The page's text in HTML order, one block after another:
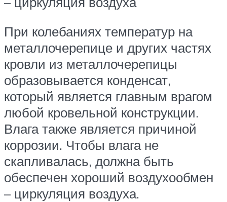
При колебаниях температур на
металлочерепице и других частях
кровли из металлочерепицы
образовывается конденсат,
который является главным врагом
любой кровельной конструкции.
Влага также является причиной
коррозии. Чтобы влага не
скапливалась, должна быть
обеспечен хороший воздухообмен
– циркуляция воздуха.